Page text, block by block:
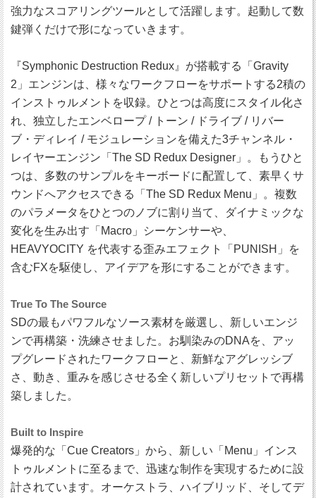
強力なスコアリングツールとして活躍します。起動して数
鍵弾くだけで形になっていきます。
『Symphonic Destruction Redux』が搭載する「Gravity
2」エンジンは、様々なワークフローをサポートする2積の
インストゥルメントを収録。ひとつは高度にスタイル化さ
れ、独立したエンベロープ / トーン / ドライブ / リバー
ブ・ディレイ / モジュレーションを備えた3チャンネル・
レイヤーエンジン「The SD Redux Designer」。もうひと
つは、多数のサンプルをキーボードに配置して、素早くサ
ウンドへアクセスできる「The SD Redux Menu」。複数
のパラメータをひとつのノブに割り当て、ダイナミックな
変化を生み出す「Macro」シーケンサーや、
HEAVYOCITY を代表する歪みエフェクト「PUNISH」を
含むFXを駆使し、アイデアを形にすることができます。
True To The Source
SDの最もパワフルなソース素材を厳選し、新しいエンジ
ンで再構築・洗練させました。お馴染みのDNAを、アッ
プグレードされたワークフローと、新鮮なアグレッシブ
さ、動き、重みを感じさせる全く新しいプリセットで再構
築しました。
Built to Inspire
爆発的な「Cue Creators」から、新しい「Menu」インス
トゥルメントに至るまで、迅速な制作を実現するために設
計されています。オーケストラ、ハイブリッド、そしてデ